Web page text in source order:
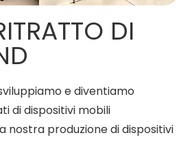
DI
e diventiamo
di dispositivi mobili
nostra produzione di dispositivi